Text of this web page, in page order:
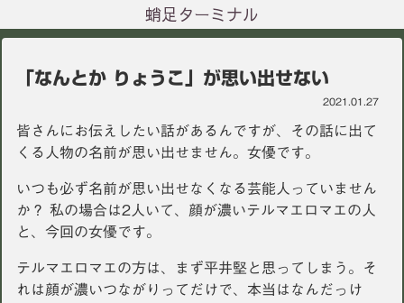
蛸足ターミナル
「なんとか りょうこ」が思い出せない
2021.01.27
皆さんにお伝えしたい話があるんですが、その話に出て
くる人物の名前が思い出せません。女優です。
いつも必ず名前が思い出せなくなる芸能人っていません
か？ 私の場合は2人いて、顔が濃いテルマエロマエの人
と、今回の女優です。
テルマエロマエの方は、まず平井堅と思ってしまう。そ
れは顔が濃いつながりってだけで、本当はなんだっけ